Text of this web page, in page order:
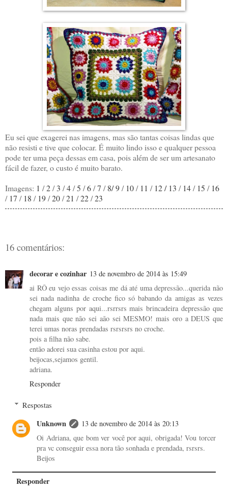
Eu sei que exagerei nas imagens, mas são tantas coisas lindas que
não resisti e tive que colocar. É muito lindo isso e qualquer pessoa
pode ter uma peça dessas em casa, pois além de ser um artesanato
fácil de fazer, o custo é muito barato.
Imagens: 1 /2/3 /4/5 /6/7 /8/9/ 10/ 11 / 12 / 13 / 14/ 15 / 16
/ 17 / 18 / 19/20/21 /22/23
16 comentários:
decorar e cozinhar 13 de novembro de 2014 às 15:49
ai RÔ eu vejo essas coisas me dá até uma depressão...querida não
sei nada nadinha de croche fico só babando da amigas as vezes
chegam alguns por aqui...rsrrsrs mais brincadeira depressão que
nada mais que não sei aão sei MESMO! mais oro a DEUS que
terei umas noras prendadas rsrsrsrs no croche.
pois a filha não sabe.
então adorei sua casinha estou por aqui.
beijocas,sejamos gentil.
adriana.
Responder
Respostas
Unknown
13 de novembro de 2014 às 20:13
Oi Adriana, que bom ver você por aqui, obrigada! Vou torcer
pra vc conseguir essa nora tão sonhada e prendada, rsrsrs.
Beijos
Responder